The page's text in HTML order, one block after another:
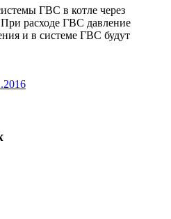
ГВС в котле через
расходе ГВС давление
и в системе ГВС будут